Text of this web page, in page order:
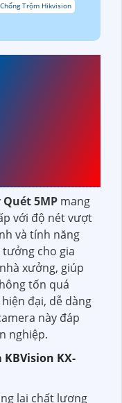
Trộm Hikvision
Quét 5MP mang
với độ nét vượt
và tính năng
cho gia
xưởng, giúp
tốn quá
đại, dễ dàng
này đáp
nghiệp.
KX-
lại chất lượng